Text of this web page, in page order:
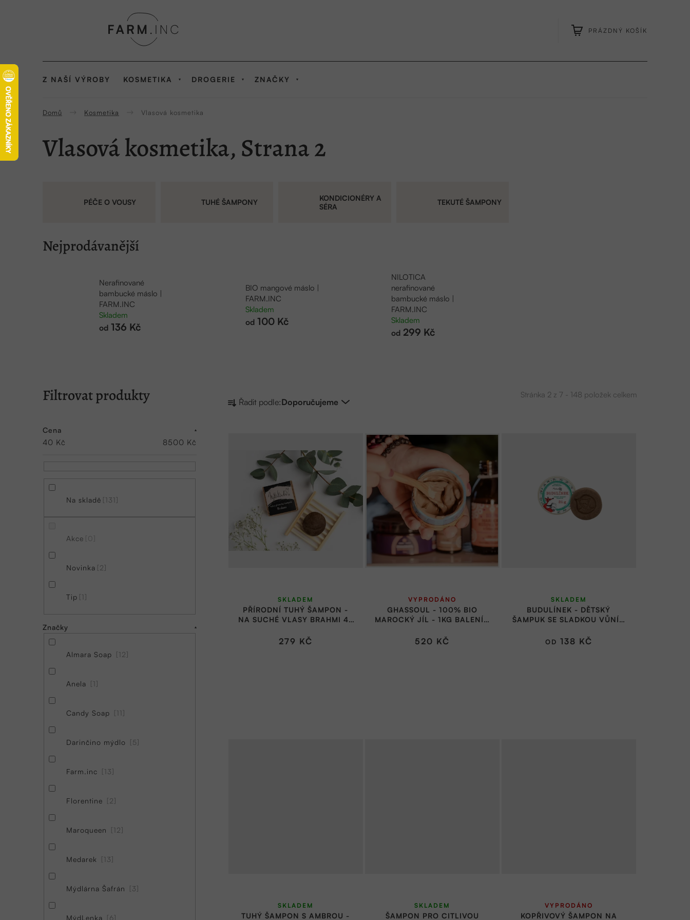
PRÁZDNÝ KOŠÍK
Z NAŠÍ VÝROBY KOSMETIKA DROGERIE ZNAČKY
Domů Kosmetika Vlasová kosmetika
Vlasová kosmetika, Strana 2
PÉČE O VOUSY TUHÉ ŠAMPONY
KONDICIONÉRY A
SÉRA
TEKUTÉ ŠAMPONY
Nejprodávanější
Nerafinované
bambucké máslo |
FARM.INC
Skladem
od 136 Kč
BIO mangové máslo |
FARM.INC
Skladem
od100 Kč
NILOTICA
nerafinované
bambucké máslo |
FARM.INC
Skladem
od 299 Kč
P
s
t
p
n
l
Cena
40 Kč 8500 Kč
Na skladě 131
Akce 0
Novinka 2
Tip 1
Značky
Almara Soap 12
Anela 1
Candy Soap 11
Darinčino mýdlo 5
Farm.inc 13
Florentine 2
Maroqueen 12
Medarek 13
Mýdlárna Šafrán 3
MýdLenka 6
Stránka 2 z 7 148 položek celkem
Ř
o
d
Řadit podle:Doporučujeme
r
PŘÍRODNÍ TUHÝ ŠAMPON -
NA SUCHÉ VLASY BRAHMI 45
SKLADEM
279 KČ
GHASSOUL - 100% BIO
MAROCKÝ JÍL - 1KG BALENÍ |
VYPRODÁNO
520 KČ
BUDULÍNEK - DĚTSKÝ
ŠAMPUK SE SLADKOU VŮNÍ |
SKLADEM
OD 138 KČ
TUHÝ ŠAMPON S AMBROU -
SKLADEM
ŠAMPON PRO CITLIVOU
SKLADEM
KOPŘIVOVÝ ŠAMPON NA
VYPRODÁNO